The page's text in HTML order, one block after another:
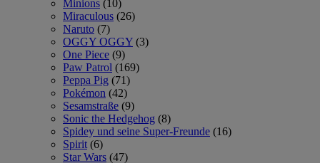
Minions (10)
Miraculous (26)
Naruto (7)
OGGY OGGY (3)
One Piece (9)
Paw Patrol (169)
Peppa Pig (71)
Pokémon (42)
Sesamstraße (9)
Sonic the Hedgehog (8)
Spidey und seine Super-Freunde (16)
Spirit (6)
Star Wars (47)